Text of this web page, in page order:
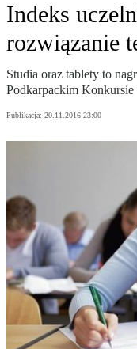
Indeks
rozwiązanie
Studia oraz tablety to
Podkarpackim
Publikacja: 20.11.2016 23:00